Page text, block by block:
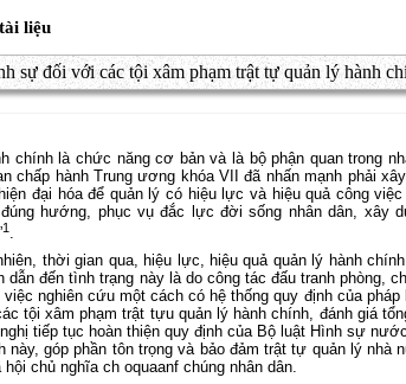
liệu
sự đối với các tội xâm phạm trật tự quản lý hành
chính là chức năng cơ bản và là bộ phận quan trong
chấp hành Trung ương khóa VII đã nhấn mạnh phải
đại hóa để quản lý có hiệu lực và hiệu quả công
đúng hướng, phục vụ đắc lực đời sống nhân dân, xây
1 .
thời gian qua, hiệu lực, hiệu quả quản lý hành
dẫn đến tình trạng này là do công tác đấu tranh phòng,
nghiên cứu một cách có hệ thống quy định của
tội xâm phạm trật tựu quản lý hành chính, đánh giá
tiếp tục hoàn thiện quy định của Bộ luật Hình sự
này, góp phần tôn trọng và bảo đảm trật tự quản lý
hội chủ nghĩa ch oquaanf chúng nhân dân.